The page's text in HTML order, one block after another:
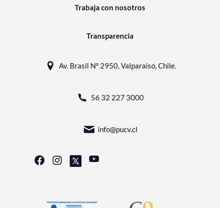
Trabaja con nosotros
Transparencia
Av. Brasil N° 2950, Valparaíso, Chile.
56 32 227 3000
info@pucv.cl